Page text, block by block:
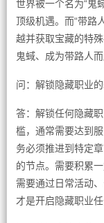
世界被一个名为“鬼
顶级机遇。而“带路
越并获取宝藏的特
鬼蜮、成为带路人
问：解锁隐藏职业
答：解锁任何隐藏
槛，通常需要达到
务必须推进到特定
的节点。需要积累
需要通过日常活动
才是开启隐藏职业任